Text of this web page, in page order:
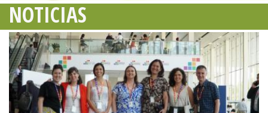
NOTICIAS